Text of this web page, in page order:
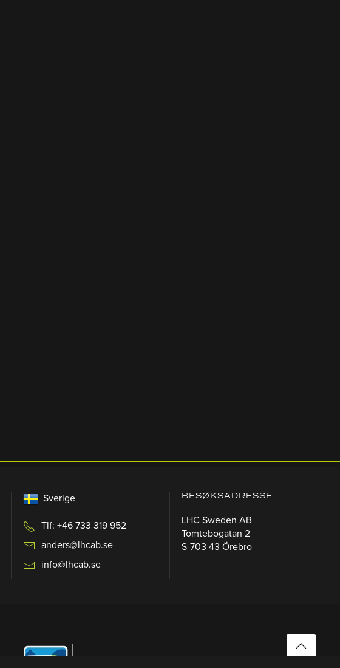
Sverige
Tlf: +46 733 319 952
anders@lhcab.se
info@lhcab.se
BESØKSADRESSE
LHC Sweden AB
Tomtebogatan 2
S-703 43 Örebro